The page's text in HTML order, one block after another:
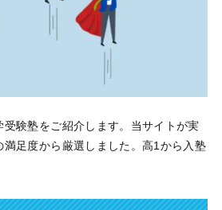
験塾をご紹介します。当サイトが実
足度から厳選しました。高1から入塾